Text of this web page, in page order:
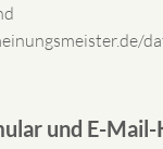
und E-